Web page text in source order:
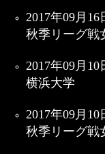
2017年09月
秋季リーグ戦
2017年09月
横浜大学
2017年09月
秋季リーグ戦